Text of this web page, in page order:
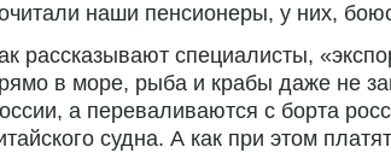
наши пенсионеры, у них,
рассказывают специалисты,
в море, рыба и крабы даже не
а переваливаются с борта
судна. А как при этом